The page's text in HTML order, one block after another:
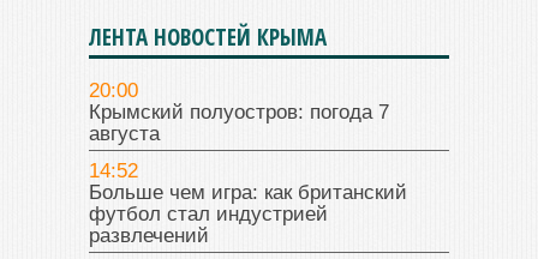
ЛЕНТА НОВОСТЕЙ КРЫМА
20:00
Крымский полуостров: погода 7
августа
14:52
Больше чем игра: как британский
футбол стал индустрией
развлечений